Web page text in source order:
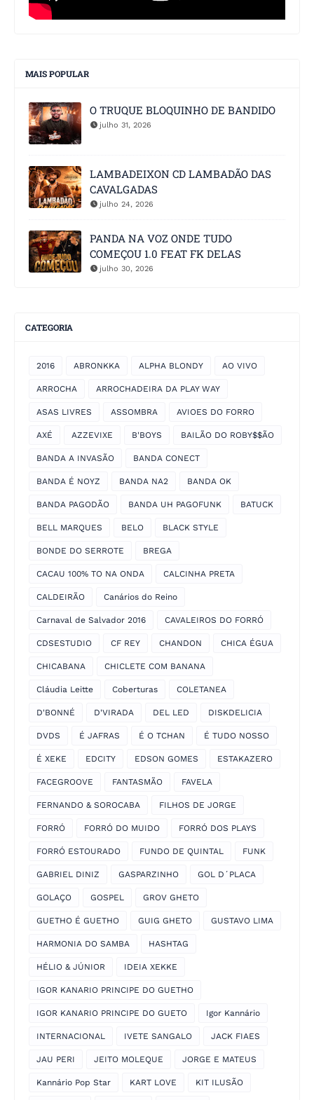
MAIS POPULAR
O TRUQUE BLOQUINHO DE BANDIDO
julho 31, 2026
LAMBADEIXON CD LAMBADÃO DAS
CAVALGADAS
julho 24, 2026
PANDA NA VOZ ONDE TUDO
COMEÇOU 1.0 FEAT FK DELAS
julho 30, 2026
CATEGORIA
2016 ABRONKKA ALPHA BLONDY AO VIVO
ARROCHA ARROCHADEIRA DA PLAY WAY
ASAS LIVRES ASSOMBRA AVIOES DO FORRO
AXÉ AZZEVIXE B'BOYS BAILÃO DO ROBY$$ÃO
BANDA A INVASÃO BANDA CONECT
BANDA É NOYZ BANDA NA2 BANDA OK
BANDA PAGODÃO BANDA UH PAGOFUNK BATUCK
BELL MARQUES BELO BLACK STYLE
BONDE DO SERROTE BREGA
CACAU 100% TO NA ONDA CALCINHA PRETA
CALDEIRÃO Canários do Reino
Carnaval de Salvador 2016 CAVALEIROS DO FORRÓ
CDSESTUDIO CF REY CHANDON CHICA ÉGUA
CHICABANA CHICLETE COM BANANA
Cláudia Leitte Coberturas COLETANEA
D'BONNÉ D'VIRADA DEL LED DISKDELICIA
DVDS É JAFRAS É O TCHAN É TUDO NOSSO
É XEKE EDCITY EDSON GOMES ESTAKAZERO
FACEGROOVE FANTASMÃO FAVELA
FERNANDO & SOROCABA FILHOS DE JORGE
FORRÓ FORRÓ DO MUIDO FORRÓ DOS PLAYS
FORRÓ ESTOURADO FUNDO DE QUINTAL FUNK
GABRIEL DINIZ GASPARZINHO GOL D´PLACA
GOLAÇO GOSPEL GROV GHETO
GUETHO É GUETHO GUIG GHETO GUSTAVO LIMA
HARMONIA DO SAMBA HASHTAG
HÉLIO & JÚNIOR IDEIA XEKKE
IGOR KANARIO PRINCIPE DO GUETHO
IGOR KANARIO PRINCIPE DO GUETO Igor Kannário
INTERNACIONAL IVETE SANGALO JACK FIAES
JAU PERI JEITO MOLEQUE JORGE E MATEUS
Kannário Pop Star KART LOVE KIT ILUSÃO